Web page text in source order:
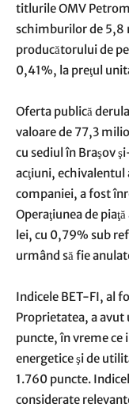
titlurile OMV
schimburilor de 5,8
producătorului de
0,41%, la preţul
Oferta publică
valoare de 77,3
cu sediul în Braşov
acţiuni, echivalentul
companiei, a fost
Operaţiunea de
lei, cu 0,79% sub
urmând să fie
Indicele BET-FI, al
Proprietatea, a
puncte, în vreme ce
energetice şi de
1.760 puncte.
considerate